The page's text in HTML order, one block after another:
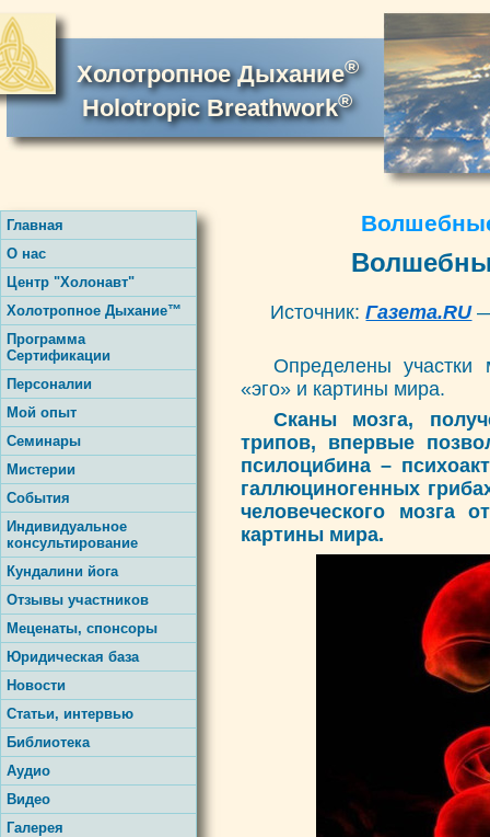
Холотропное Дыхание®
Holotropic Breathwork®
Источник:Газета.RU—
Определены участки
«эго» и картины мира.
Сканы мозга,
трипов, впервые
псилоцибина –
галлюциногенных
человеческого мозга
картины мира.
Главная
О нас
Центр "Холонавт"
Холотропное Дыхание™
Программа
Сертификации
Персоналии
Мой опыт
Семинары
Мистерии
События
Индивидуальное
консультирование
Кундалини йога
Отзывы участников
Меценаты, спонсоры
Юридическая база
Новости
Статьи, интервью
Библиотека
Аудио
Видео
Галерея